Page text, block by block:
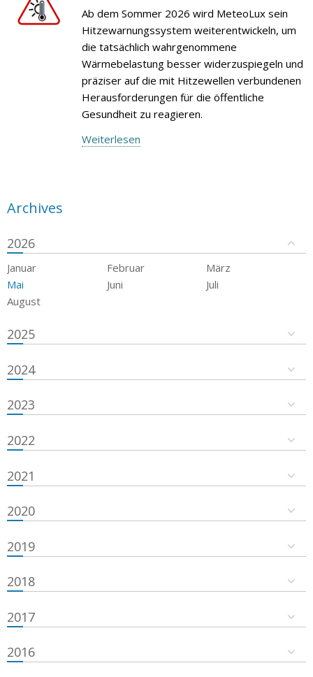
Ab dem Sommer 2026 wird MeteoLux sein
Hitzewarnungssystem weiterentwickeln, um
die tatsächlich wahrgenommene
Wärmebelastung besser widerzuspiegeln und
präziser auf die mit Hitzewellen verbundenen
Herausforderungen für die öffentliche
Gesundheit zu reagieren.
Weiterlesen
Archives
2026
Januar Februar
März
Mai
Juni
Juli
August
2025
2024
2023
2022
2021
2020
2019
2018
2017
2016